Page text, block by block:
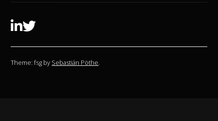
Linkedin
Twitter
Theme: fsg by Sebastián Pöthe.